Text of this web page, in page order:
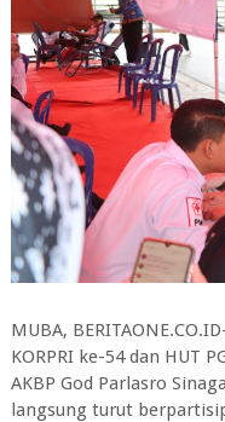
MUBA,
KORPRI ke-54 dan HUT
AKBP God Parlasro
langsung turut